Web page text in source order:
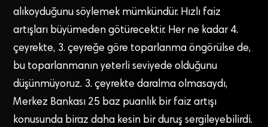
alıkoyduğunu söylemek mümkündür. Hızlı faiz
artışları büyümeden götürecektir. Her ne kadar 4.
çeyrekte, 3. çeyreğe göre toparlanma öngörülse de,
bu toparlanmanın yeterli seviyede olduğunu
düşünmüyoruz. 3. çeyrekte daralma olmasaydı,
Merkez Bankası 25 baz puanlık bir faiz artışı
konusunda biraz daha kesin bir duruş sergileyebilirdi.